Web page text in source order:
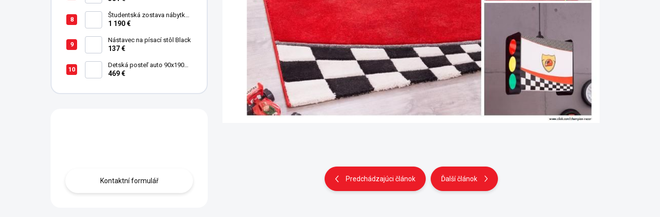
Študentská zostava nábytku
Trio
1 190 €
Nástavec na písací stôl Black
137 €
Detská posteľ auto 90x190
cm Coupe Friend červená
469 €
Kontaktní formulář Predchádzajúci článok Ďalší článok